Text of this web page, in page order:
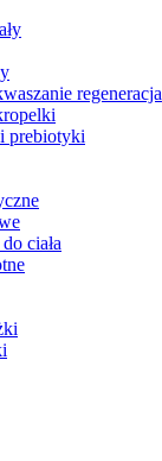
regeneracja
prebiotyki
ciała